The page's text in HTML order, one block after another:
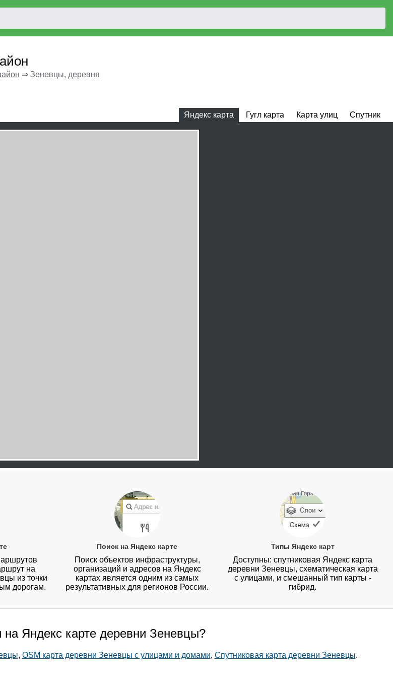
⇒ Зеневцы, деревня
Яндекс карта Гугл карта Карта улиц Спутник
на
из точки
дорогам.
Поиск на Яндекс карте
Поиск объектов инфраструктуры,
организаций и адресов на Яндекс
картах является одним из самых
результативных для регионов России.
Типы Яндекс карт
Доступны: спутниковая Яндекс карта
деревни Зеневцы, схематическая карта
с улицами, и смешанный тип карты -
гибрид.
на Яндекс карте деревни Зеневцы?
, OSM карта деревни Зеневцы с улицами и домами, Спутниковая карта деревни Зеневцы.